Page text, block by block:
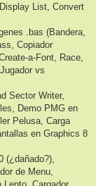
List, Convert
.bas (Bandera,
Copiador
a-Font, Race,
vs
Sector Writer,
Demo PMG en
Pelusa, Carga
en Graphics 8
(¿dañado?),
de Menu,